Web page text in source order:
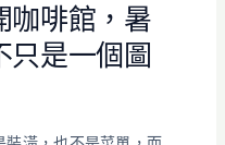
咖啡館，暑
只是一個圖